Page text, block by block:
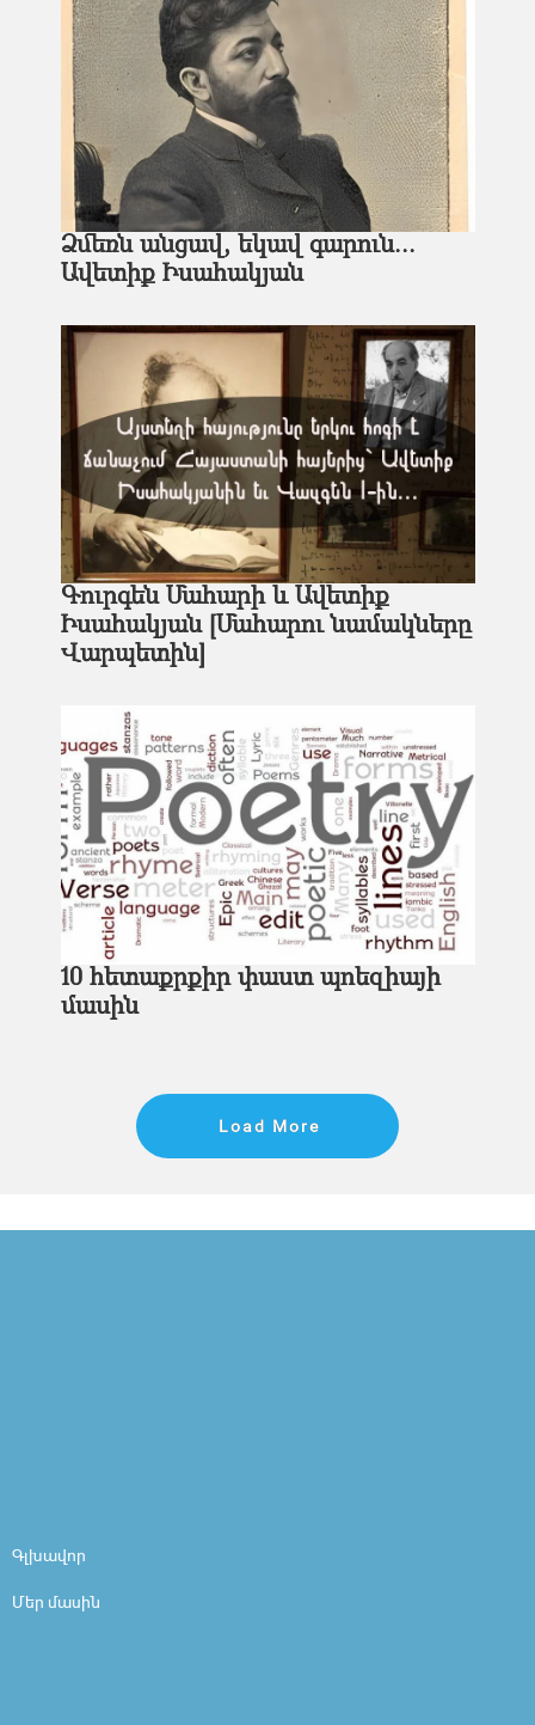
Ձմեռն անցավ, եկավ գարուն...
Ավետիք Իսահակյան
Գուրգեն Մահարի և Ավետիք
Իսահակյան [Մահարու նամակները
Վարպետին]
10 հետաքրքիր փաստ պոեզիայի
մասին
Load More
Գլխավոր
Մեր մասին